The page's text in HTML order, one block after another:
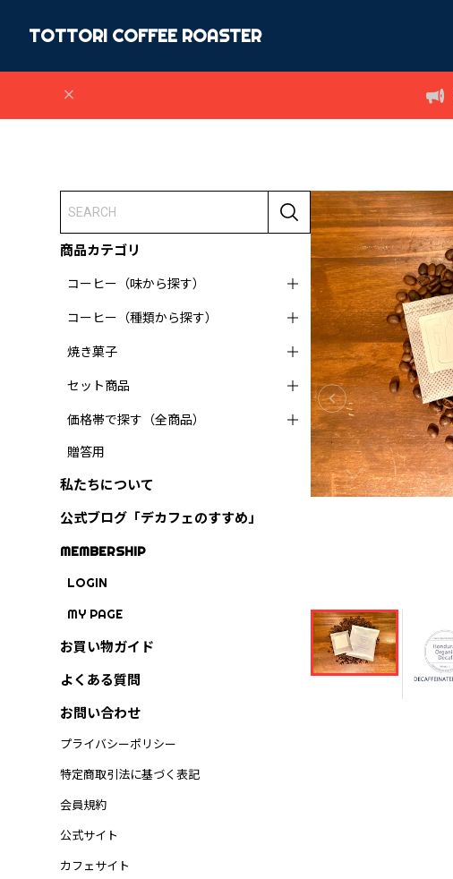
TOTTORI COFFEE ROASTER
商品カテゴリ
コーヒー（味から探す）
コーヒー（種類から探す）
焼き菓子
セット商品
価格帯で探す（全商品）
贈答用
私たちについて
公式ブログ「デカフェのすすめ」
MEMBERSHIP
LOGIN
MY PAGE
お買い物ガイド
よくある質問
お問い合わせ
プライバシーポリシー
特定商取引法に基づく表記
会員規約
公式サイト
カフェサイト